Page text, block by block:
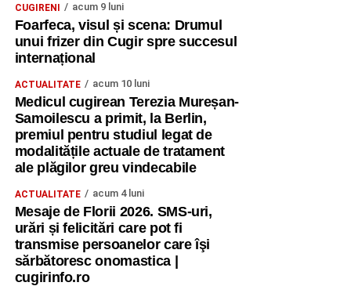
CUGIRENI acum 9 luni
Foarfeca, visul și scena: Drumul
unui frizer din Cugir spre succesul
internațional
ACTUALITATE acum 10 luni
Medicul cugirean Terezia Mureșan-
Samoilescu a primit, la Berlin,
premiul pentru studiul legat de
modalitățile actuale de tratament
ale plăgilor greu vindecabile
ACTUALITATE acum 4 luni
Mesaje de Florii 2026. SMS-uri,
urări și felicitări care pot fi
transmise persoanelor care îşi
sărbătoresc onomastica |
cugirinfo.ro